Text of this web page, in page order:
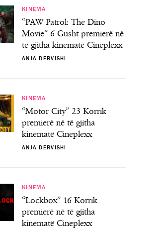
KINEMA
“PAW Patrol: The Dino
Movie” 6 Gusht premierë në
të gjitha kinematë Cineplexx
ANJA DERVISHI
KINEMA
“Motor City” 23 Korrik
premierë në të gjitha
kinematë Cineplexx
ANJA DERVISHI
KINEMA
“Lockbox” 16 Korrik
premierë në të gjitha
kinematë Cineplexx